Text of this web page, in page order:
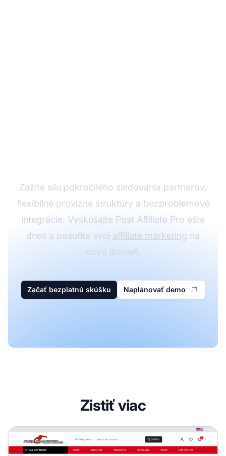
Zažite silu pokročilého sledovania partnerov,
flexibilné provízne štruktúry a bezproblémové
integrácie. Vyskúšajte Post Affiliate Pro ešte
dnes a posuňte svoj affiliate marketing na
novú úroveň.
Začať bezplatnú skúšku Naplánovať demo
Zistiť viac
FUEL Affiliate Program